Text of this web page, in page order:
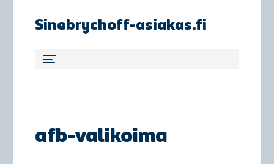
Sinebrychoff-asiakas.fi
afb-valikoima